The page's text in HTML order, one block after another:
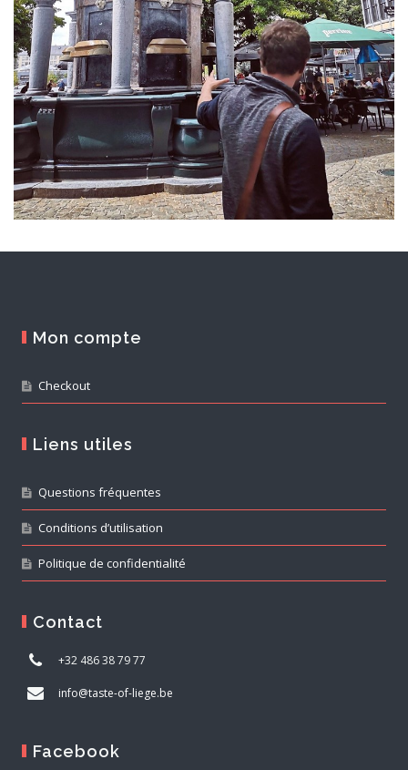
Mon compte
Checkout
Liens utiles
Questions fréquentes
Conditions d’utilisation
Politique de confidentialité
Contact
+32 486 38 79 77
info@taste-of-liege.be
Facebook